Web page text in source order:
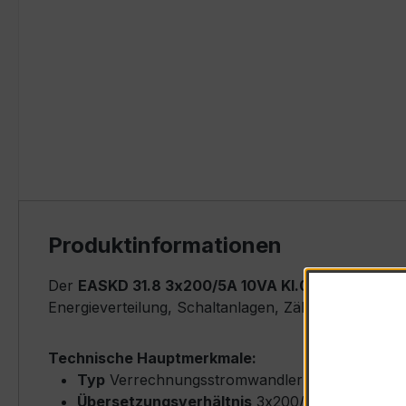
Produktinformationen
Der EASKD 31.8 3x200/5A 10VA Kl.0,5s
ist ein
Energieverteilung, Schaltanlagen, Zählerfeldern
Technische Hauptmerkmale:
Typ Verrechnungsstromwandler (Ringkern-Typ)
Übersetzungsverhältnis 3x200/5 A